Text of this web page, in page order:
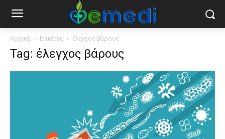
Αρχική Ετικέτες έλεγχος βάρους
Tag: έλεγχος βάρους